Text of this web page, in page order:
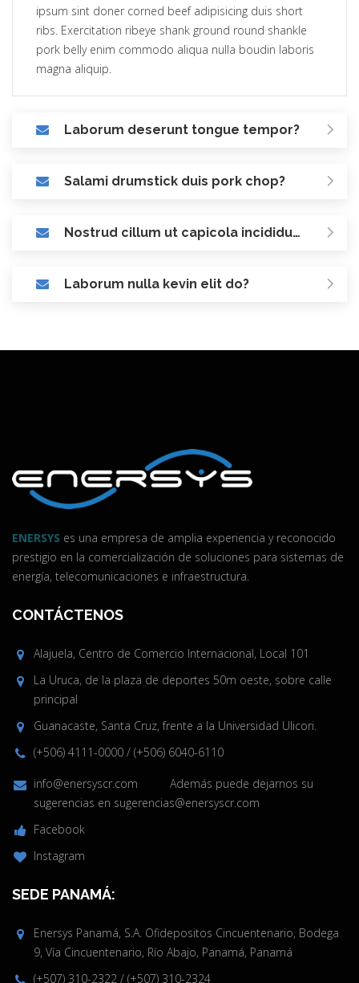
ipsum sint doner corned beef adipisicing duis short
ribs. Exercitation ribeye shank ground round shankle
pork belly enim commodo aliqua nulla boudin laboris
magna aliquip.
Laborum deserunt tongue tempor?
Salami drumstick duis pork chop?
Nostrud cillum ut capicola incididunt?
Laborum nulla kevin elit do?
ENERSYS es una empresa de amplia experiencia y reconocido
prestigio en la comercialización de soluciones para sistemas de
energía, telecomunicaciones e infraestructura.
CONTÁCTENOS
Alajuela, Centro de Comercio Internacional, Local 101
La Uruca, de la plaza de deportes 50m oeste, sobre calle
principal
Guanacaste, Santa Cruz, frente a la Universidad Ulicori.
(+506) 4111-0000 / (+506) 6040-6110
info@enersyscr.com
Además puede dejarnos su
sugerencias en sugerencias@enersyscr.com
Facebook
Instagram
SEDE PANAMÁ:
Enersys Panamá, S.A. Ofidepositos Cincuentenario, Bodega
9, Vía Cincuentenario, Río Abajo, Panamá, Panamá
(+507) 310-2322 / (+507) 310-2324